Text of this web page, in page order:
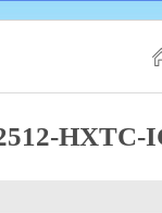
HXTC-